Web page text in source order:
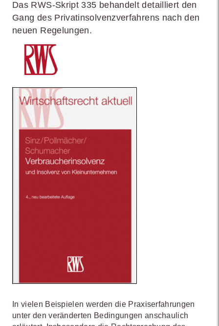
Das RWS-Skript 335 behandelt detailliert den
Gang des Privatinsolvenzverfahrens nach den
neuen Regelungen.
In vielen Beispielen werden die Praxiserfahrungen
unter den veränderten Bedingungen anschaulich